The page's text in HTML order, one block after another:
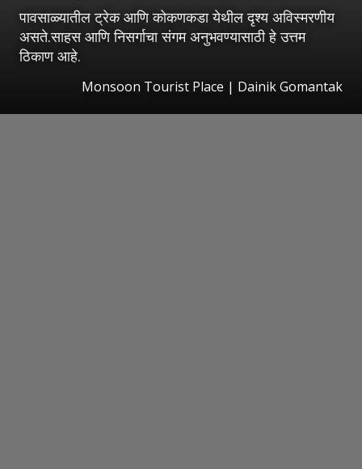
पावसाळ्यातील ट्रेक आणि कोकणकडा येथील दृश्य अविस्मरणीय
असते.साहस आणि निसर्गाचा संगम अनुभवण्यासाठी हे उत्तम
ठिकाण आहे.
Monsoon Tourist Place | Dainik Gomantak